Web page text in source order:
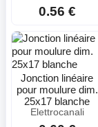
0.56 €
Jonction linéaire
pour moulure dim.
25x17 blanche
Elettrocanali